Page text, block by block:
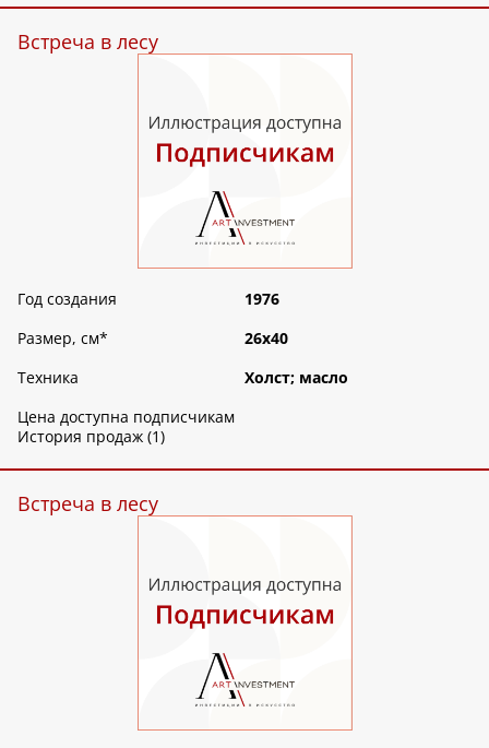
Встреча в лесу
Год создания
1976
Размер, см*
26х40
Техника
Холст; масло
Цена доступна подписчикам
История продаж (1)
Встреча в лесу